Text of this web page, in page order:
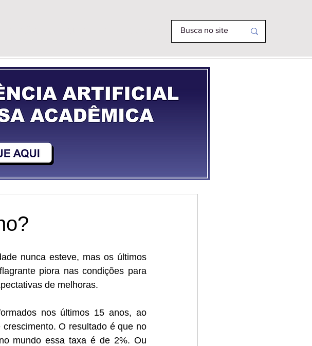
nunca esteve, mas os últimos
piora nas condições para
de melhoras.
nos últimos 15 anos, ao
O resultado é que no
mundo essa taxa é de 2%. Ou